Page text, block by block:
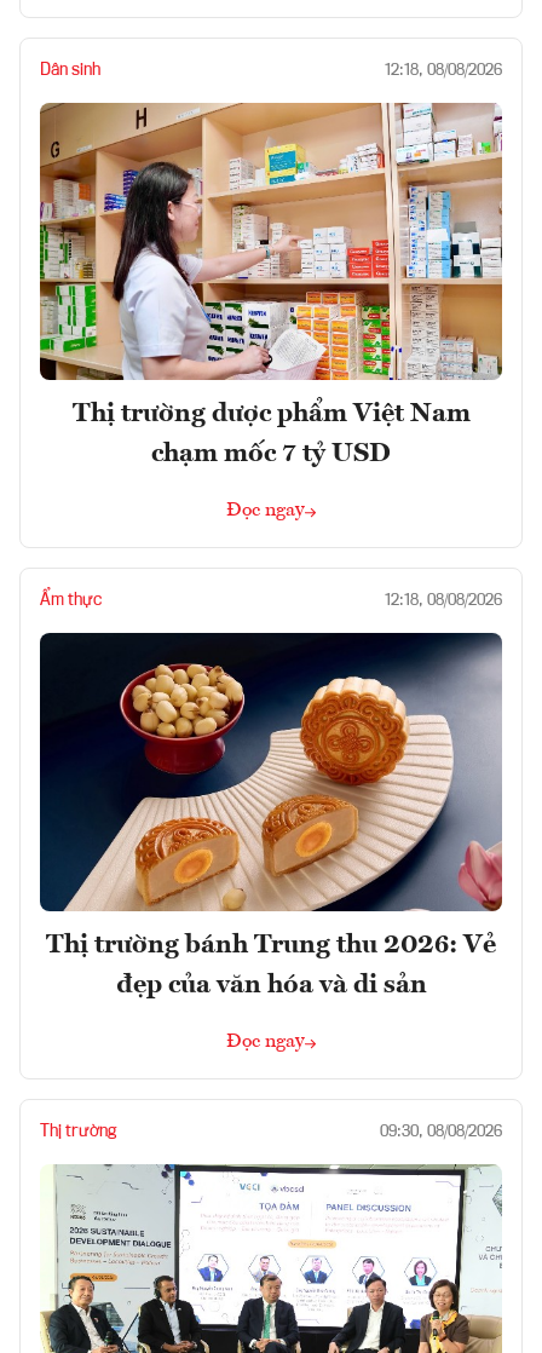
Dân sinh 12:18, 08/08/2026
Thị trường dược phẩm Việt Nam
chạm mốc 7 tỷ USD
Đọc ngay
Ẩm thực 12:18, 08/08/2026
Thị trường bánh Trung thu 2026: Vẻ
đẹp của văn hóa và di sản
Đọc ngay
Thị trường 09:30, 08/08/2026